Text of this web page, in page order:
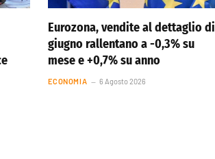
Eurozona, vendite al dettaglio di
giugno rallentano a -0,3% su
mese e +0,7% su anno
ECONOMIA 6 Agosto 2026